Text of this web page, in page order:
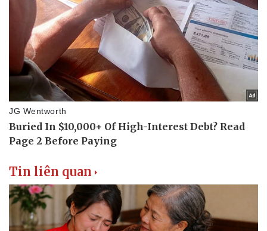
Tin liên quan